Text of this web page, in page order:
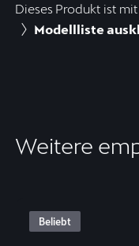
Dieses Produkt ist
Modellliste
Weitere
Beliebt